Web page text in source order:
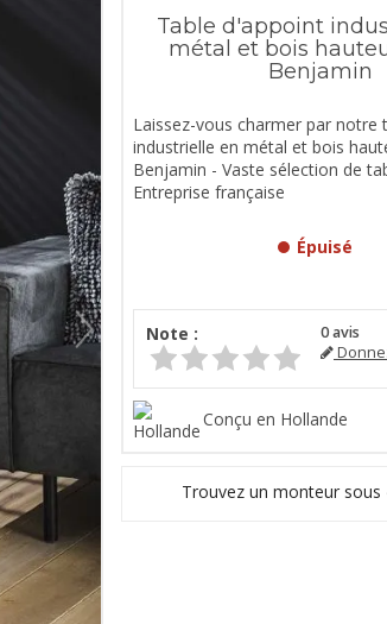
Table d'appoint
métal et bois
Benjamin
Laissez-vous charmer par notre
industrielle en métal et bois
Benjamin - Vaste sélection de
Entreprise française
Épuisé
Note : 0avis
Conçu en Hollande
Trouvez un monteur sous